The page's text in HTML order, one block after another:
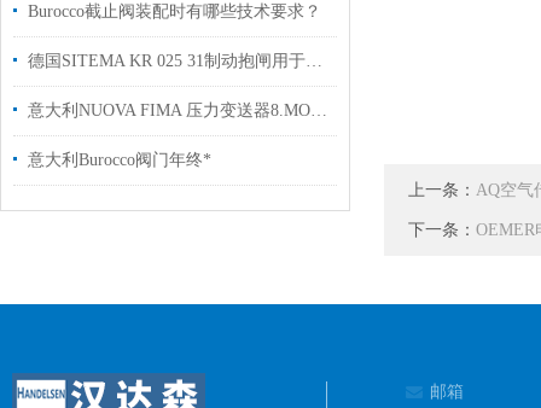
Burocco截止阀装配时有哪些技术要求？
德国SITEMA KR 025 31制动抱闸用于压机加工机床行业使用
意大利NUOVA FIMA 压力变送器8.MOM.3.A.E.---.DAF7.A22.1食品制造行业使用
意大利Burocco阀门年终*
上一条： AQ空气
下一条： OEMER
邮箱